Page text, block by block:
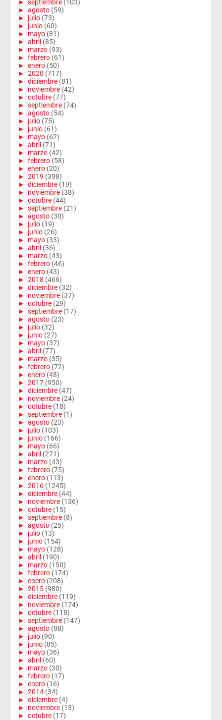
► septiembre (103)
► agosto (59)
► julio (73)
► junio (60)
► mayo (81)
► abril (85)
► marzo (93)
► febrero (61)
► enero (50)
► 2020 (717)
► diciembre (81)
► noviembre (42)
► octubre (77)
► septiembre (74)
► agosto (54)
► julio (75)
► junio (61)
► mayo (62)
► abril (71)
► marzo (42)
► febrero (58)
► enero (20)
► 2019 (398)
► diciembre (19)
► noviembre (38)
► octubre (44)
► septiembre (21)
► agosto (30)
► julio (19)
► junio (26)
► mayo (33)
► abril (36)
► marzo (43)
► febrero (46)
► enero (43)
► 2018 (466)
► diciembre (32)
► noviembre (37)
► octubre (29)
► septiembre (17)
► agosto (23)
► julio (32)
► junio (27)
► mayo (37)
► abril (77)
► marzo (35)
► febrero (72)
► enero (48)
► 2017 (950)
► diciembre (47)
► noviembre (24)
► octubre (18)
► septiembre (1)
► agosto (23)
► julio (103)
► junio (166)
► mayo (66)
► abril (271)
► marzo (43)
► febrero (75)
► enero (113)
► 2016 (1245)
► diciembre (44)
► noviembre (136)
► octubre (15)
► septiembre (8)
► agosto (25)
► julio (13)
► junio (154)
► mayo (128)
► abril (190)
► marzo (150)
► febrero (174)
► enero (208)
► 2015 (980)
► diciembre (119)
► noviembre (174)
► octubre (118)
► septiembre (147)
► agosto (88)
► julio (90)
► junio (85)
► mayo (36)
► abril (60)
► marzo (30)
► febrero (17)
► enero (16)
► 2014 (34)
► diciembre (4)
► noviembre (13)
► octubre (17)